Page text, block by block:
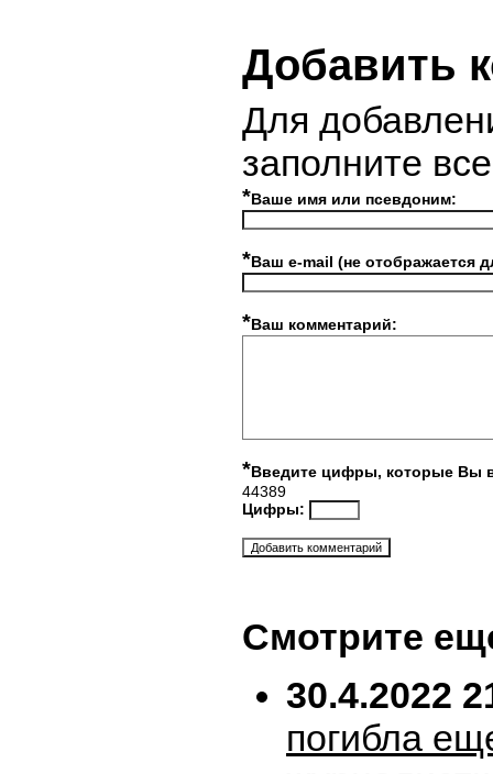
Добавить
Для
заполните
*Ваше имя или псевдоним:
*Ваш e-mail (не отображается
*Ваш комментарий:
*Введите цифры, которые Вы
44389
Цифры:
Смотрите
30.4.2022
погибла